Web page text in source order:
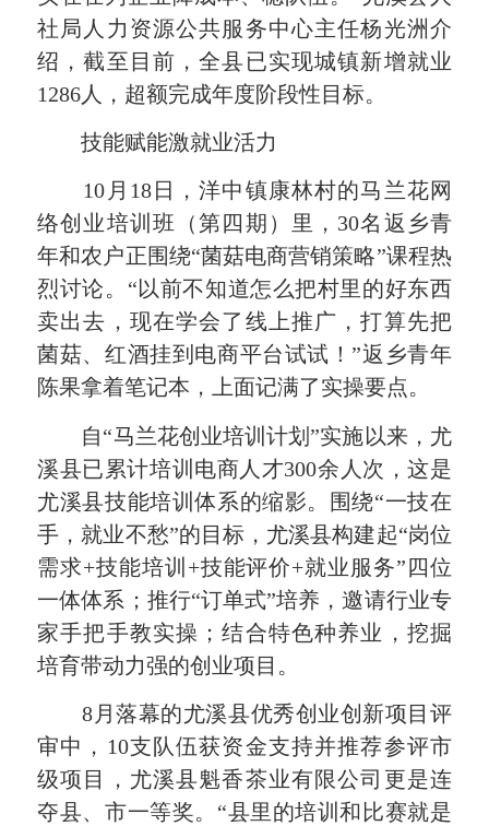
社局人力资源公共服务中心主任杨光洲介
绍，截至目前，全县已实现城镇新增就业
1286人，超额完成年度阶段性目标。
技能赋能激就业活力
10月18日，洋中镇康林村的马兰花网
络创业培训班（第四期）里，30名返乡青
年和农户正围绕“菌菇电商营销策略”课程热
烈讨论。“以前不知道怎么把村里的好东西
卖出去，现在学会了线上推广，打算先把
菌菇、红酒挂到电商平台试试！”返乡青年
陈果拿着笔记本，上面记满了实操要点。
自“马兰花创业培训计划”实施以来，尤
溪县已累计培训电商人才300余人次，这是
尤溪县技能培训体系的缩影。围绕“一技在
手，就业不愁”的目标，尤溪县构建起“岗位
需求+技能培训+技能评价+就业服务”四位
一体体系；推行“订单式”培养，邀请行业专
家手把手教实操；结合特色种养业，挖掘
培育带动力强的创业项目。
8月落幕的尤溪县优秀创业创新项目评
审中，10支队伍获资金支持并推荐参评市
级项目，尤溪县魁香茶业有限公司更是连
夺县、市一等奖。“县里的培训和比赛就是